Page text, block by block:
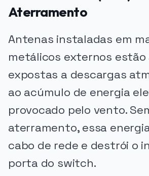
Aterramento
Antenas instaladas em
metálicos externos
expostas a descargas
ao acúmulo de energia
provocado pelo vento.
aterramento, essa
cabo de rede e destrói o
porta do switch.